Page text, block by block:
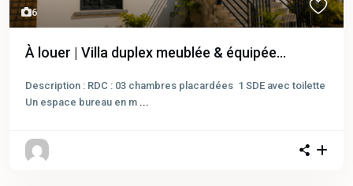
6
À louer | Villa duplex meublée & équipée...
Description : RDC : 03 chambres placardées 1 SDE avec toilette
Un espace bureau en m ...